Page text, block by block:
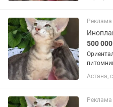
г.АЛМАТЫ Обработка от
наличии
Реклама
500
котят разные .
г.АЛМАТЫ Обработка от
наличии
Астана,
Реклама